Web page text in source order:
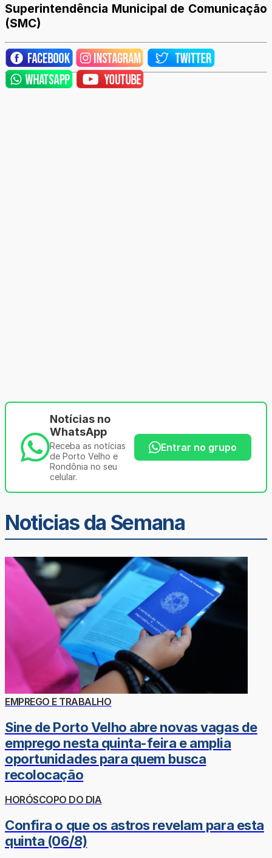
Superintendência Municipal de Comunicação
(SMC)
Notícias no
WhatsApp
Receba as notícias
de Porto Velho e
Rondônia no seu
celular.
Entrar no grupo
Noticias da Semana
EMPREGO E TRABALHO
Sine de Porto Velho abre novas vagas de
emprego nesta quinta-feira e amplia
oportunidades para quem busca
recolocação
HORÓSCOPO DO DIA
Confira o que os astros revelam para esta
quinta (06/8)